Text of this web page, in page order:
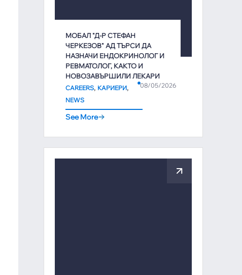
МОБАЛ "Д-Р СТЕФАН
ЧЕРКЕЗОВ" АД ТЪРСИ ДА
НАЗНАЧИ ЕНДОКРИНОЛОГ И
РЕВМАТОЛОГ, КАКТО И
НОВОЗАВЪРШИЛИ ЛЕКАРИ
08/05/2026
CAREERS, КАРИЕРИ,
NEWS
See More